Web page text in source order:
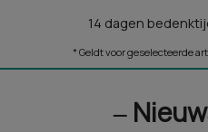
14 dagen
* Geldt voor geselecteerde
‒